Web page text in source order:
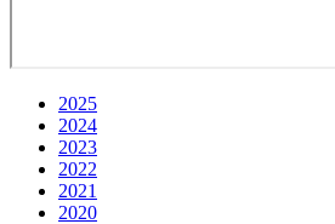
2025
2024
2023
2022
2021
2020